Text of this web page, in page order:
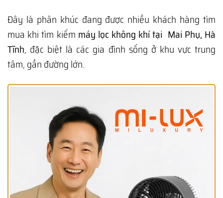
Đây là phân khúc đang được nhiều khách hàng tìm
mua khi tìm kiếm máy lọc không khí tại Mai Phụ, Hà
Tĩnh, đặc biệt là các gia đình sống ở khu vực trung
tâm, gần đường lớn.